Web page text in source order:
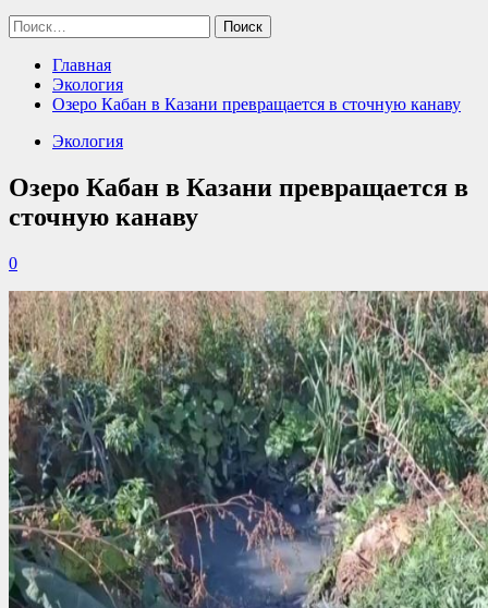
Найти:
Главная
Экология
Озеро Кабан в Казани превращается в сточную канаву
Экология
Озеро Кабан в Казани превращается в
сточную канаву
0